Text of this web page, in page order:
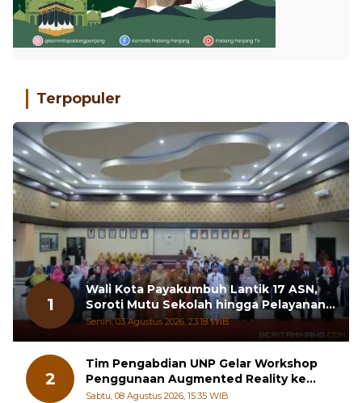
Terpopuler
1
Wali Kota Payakumbuh Lantik 17 ASN,
Soroti Mutu Sekolah hingga Pelayanan
RSUD
Senin, 03 Agustus 2026, 23:18 WIB
2
Tim Pengabdian UNP Gelar Workshop
Penggunaan Augmented Reality ke
Guru Kimia SMA di Padang Pariaman
Sabtu, 08 Agustus 2026, 15:35 WIB